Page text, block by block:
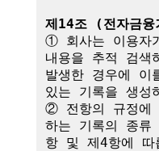
제14조 (전자금
① 회사는 이용자
내용을 추적 검색
발생한 경우에 이
있는 기록을 생성
② 전항의 규정에
하는 기록의 종류
항 및 제4항에 따